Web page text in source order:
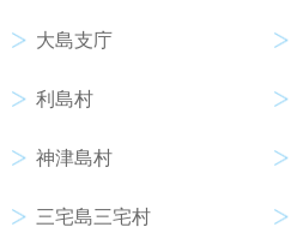
大島支庁
利島村
神津島村
三宅島三宅村